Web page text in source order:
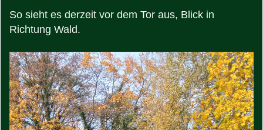
So sieht es derzeit vor dem Tor aus, Blick in
Richtung Wald.